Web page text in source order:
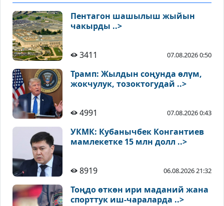
Пентагон шашылыш жыйын
чакырды ..>
3411 07.08.2026 0:50
Трамп: Жылдын соңунда өлүм,
жокчулук, тозоктогудай ..>
4991 07.08.2026 0:43
УКМК: Кубанычбек Конгантиев
мамлекетке 15 млн долл ..>
8919 06.08.2026 21:32
Тоңдо өткөн ири маданий жана
спорттук иш-чараларда ..>